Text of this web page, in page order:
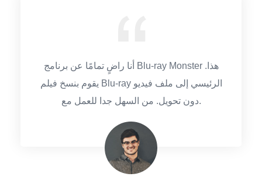
أنا راضٍ تمامًا عن برنامج Blu-ray Monster هذا.
يقوم بنسخ فيلم Blu-ray الرئيسي إلى ملف فيديو
دون تحويل. من السهل جدا للعمل مع.